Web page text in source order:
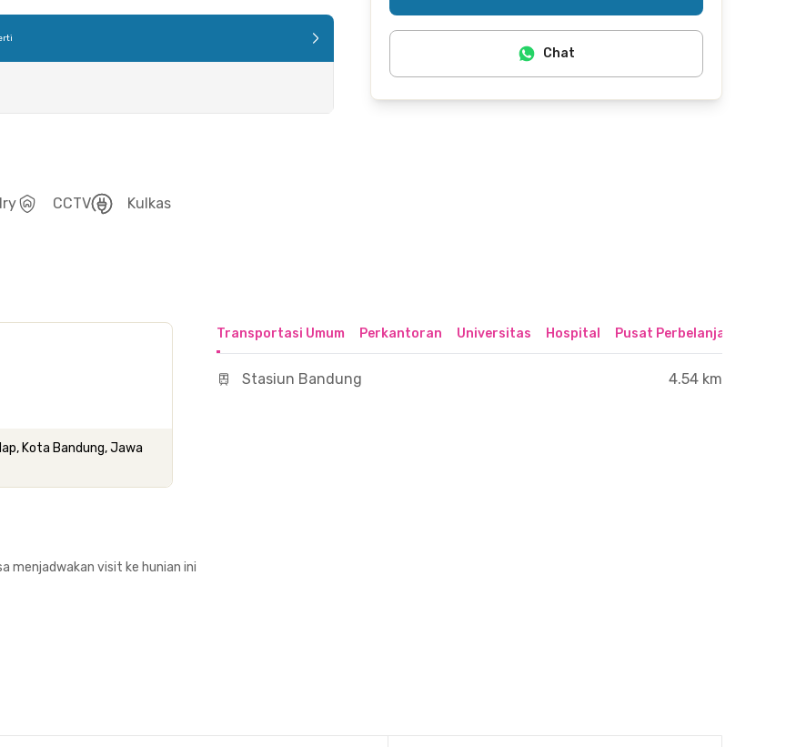
CCTV
Kulkas
Chat
Kota Bandung, Jawa
Transportasi Umum Perkantoran Universitas Hospital Pusat Perbelanjaan &
Stasiun Bandung 4.54 km
menjadwakan visit ke hunian ini